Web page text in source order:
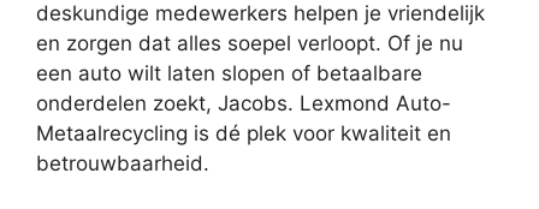
deskundige medewerkers helpen je vriendelijk
en zorgen dat alles soepel verloopt. Of je nu
een auto wilt laten slopen of betaalbare
onderdelen zoekt, Jacobs. Lexmond Auto-
Metaalrecycling is dé plek voor kwaliteit en
betrouwbaarheid.